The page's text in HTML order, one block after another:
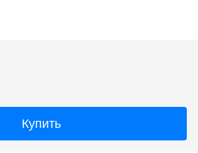
Купить